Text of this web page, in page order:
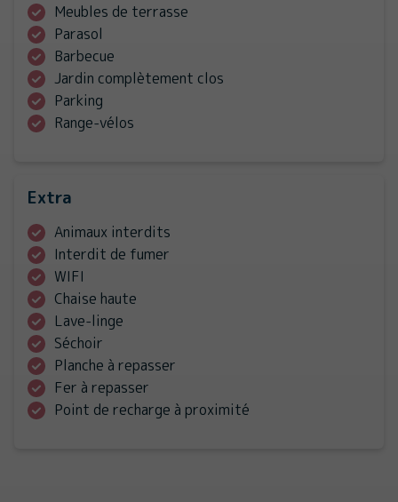
Meubles de terrasse
Parasol
Barbecue
Jardin complètement clos
Parking
Range-vélos
Extra
Animaux interdits
Interdit de fumer
WIFI
Chaise haute
Lave-linge
Séchoir
Planche à repasser
Fer à repasser
Point de recharge à proximité